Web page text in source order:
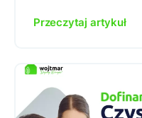
Przeczytaj artykuł